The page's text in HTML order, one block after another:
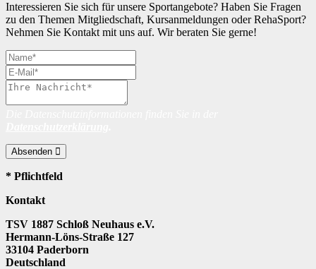
Interessieren Sie sich für unsere Sportangebote? Haben Sie Fragen
zu den Themen Mitgliedschaft, Kursanmeldungen oder RehaSport?
Nehmen Sie Kontakt mit uns auf. Wir beraten Sie gerne!
Absenden
* Pflichtfeld
Kontakt
TSV 1887 Schloß Neuhaus e.V.
Hermann-Löns-Straße 127
33104 Paderborn
Deutschland